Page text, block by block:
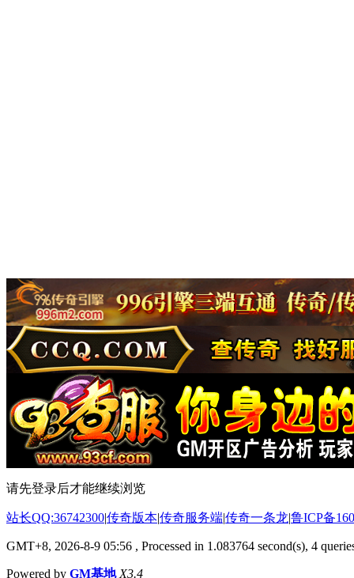
请先登录后才能继续浏览
站长QQ:36742300|传奇版本|传奇服务端|传奇一条龙|鲁ICP备
GMT+8, 2026-8-9 05:56 , Processed in 1.083764 second(s), 4
Powered by GM基地 X3.4